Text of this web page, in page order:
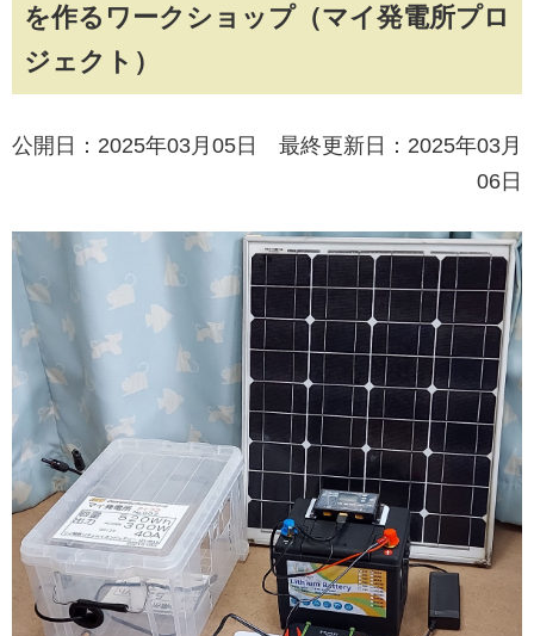
を作るワークショップ（マイ発電所プロ
ジェクト）
公開日：2025年03月05日 最終更新日：2025年03月
06日